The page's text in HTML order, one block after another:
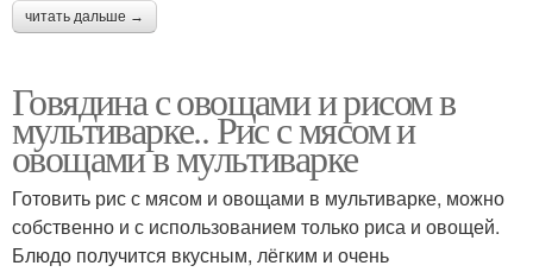
читать дальше →
Говядина с овощами и рисом в
мультиварке.. Рис с мясом и
овощами в мультиварке
Готовить рис с мясом и овощами в мультиварке, можно
собственно и с использованием только риса и овощей.
Блюдо получится вкусным, лёгким и очень